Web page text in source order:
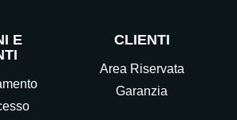
E
CLIENTI
Area Riservata
Garanzia